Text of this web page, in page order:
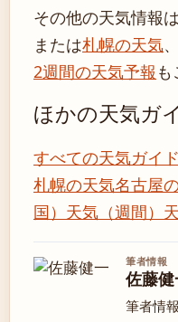
その他の天気情報は
または札幌の天気、
2週間の天気予報 も
ほかの天気ガ
すべての天気ガイド
札幌の天気名古屋
国） 天気（週間）
筆者情報
佐藤健
筆者情報